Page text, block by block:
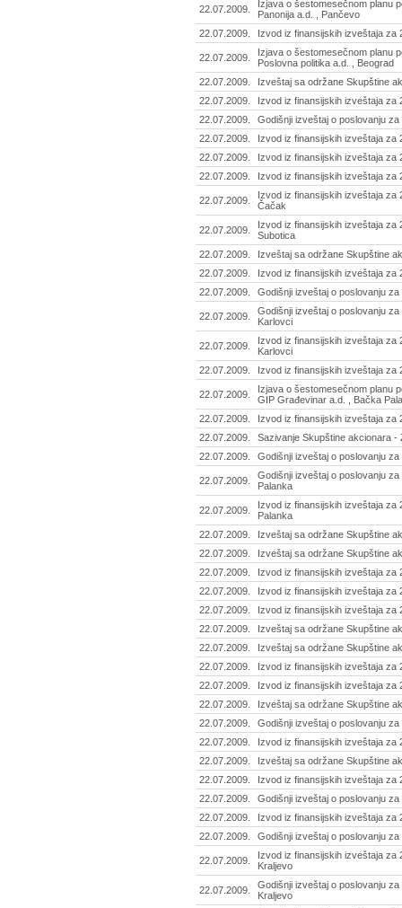
22.07.2009.
Izjava o šestomesečnom planu
Panonija a.d. , Pančevo
22.07.2009.
Izvod iz finansijskih izveštaja za
22.07.2009.
Izjava o šestomesečnom planu
Poslovna politika a.d. , Beograd
22.07.2009.
Izveštaj sa održane Skupštine
22.07.2009.
Izvod iz finansijskih izveštaja za
22.07.2009.
Godišnji izveštaj o poslovanju
22.07.2009.
Izvod iz finansijskih izveštaja za
22.07.2009.
Izvod iz finansijskih izveštaja za
22.07.2009.
Izvod iz finansijskih izveštaja za
22.07.2009.
Izvod iz finansijskih izveštaja za
Čačak
22.07.2009.
Izvod iz finansijskih izveštaja za
Subotica
22.07.2009.
Izveštaj sa održane Skupštine
22.07.2009.
Izvod iz finansijskih izveštaja za
22.07.2009.
Godišnji izveštaj o poslovanju
22.07.2009.
Godišnji izveštaj o poslovanju
Karlovci
22.07.2009.
Izvod iz finansijskih izveštaja za
Karlovci
22.07.2009.
Izvod iz finansijskih izveštaja za
22.07.2009.
Izjava o šestomesečnom planu
GIP Građevinar a.d. , Bačka
22.07.2009.
Izvod iz finansijskih izveštaja za
22.07.2009.
Sazivanje Skupštine akcionara
22.07.2009.
Godišnji izveštaj o poslovanju
22.07.2009.
Godišnji izveštaj o poslovanju
Palanka
22.07.2009.
Izvod iz finansijskih izveštaja za
Palanka
22.07.2009.
Izveštaj sa održane Skupštine
22.07.2009.
Izveštaj sa održane Skupštine
22.07.2009.
Izvod iz finansijskih izveštaja za
22.07.2009.
Izvod iz finansijskih izveštaja za
22.07.2009.
Izvod iz finansijskih izveštaja za
22.07.2009.
Izveštaj sa održane Skupštine
22.07.2009.
Izveštaj sa održane Skupštine
22.07.2009.
Izvod iz finansijskih izveštaja za
22.07.2009.
Izvod iz finansijskih izveštaja za
22.07.2009.
Izveštaj sa održane Skupštine
22.07.2009.
Godišnji izveštaj o poslovanju
22.07.2009.
Izvod iz finansijskih izveštaja za
22.07.2009.
Izveštaj sa održane Skupštine
22.07.2009.
Izvod iz finansijskih izveštaja za
22.07.2009.
Godišnji izveštaj o poslovanju
22.07.2009.
Izvod iz finansijskih izveštaja za
22.07.2009.
Godišnji izveštaj o poslovanju
22.07.2009.
Izvod iz finansijskih izveštaja za
Kraljevo
22.07.2009.
Godišnji izveštaj o poslovanju
Kraljevo